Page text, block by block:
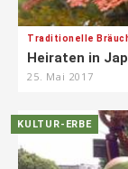
Traditionelle
Heiraten in
25. Mai 2017
KULTUR-ERBE